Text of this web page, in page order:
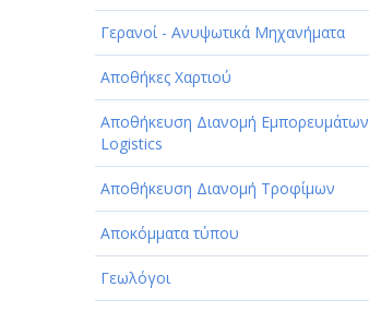
Γερανοί - Ανυψωτικά Μηχανήματα
Αποθήκες Χαρτιού
Αποθήκευση Διανομή Εμπορευμάτων
Logistics
Αποθήκευση Διανομή Τροφίμων
Αποκόμματα τύπου
Γεωλόγοι